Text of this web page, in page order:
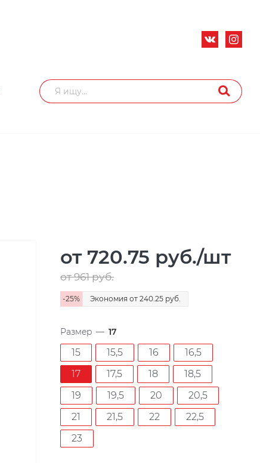
от 720.75 руб./шт
от 961руб.
-25% Экономия от 240.25 руб.
Размер — 17
15 15,5 16
16,5
17
17,5 18
18,5
19
19,5 20
20,5
21
21,5 22
22,5
23